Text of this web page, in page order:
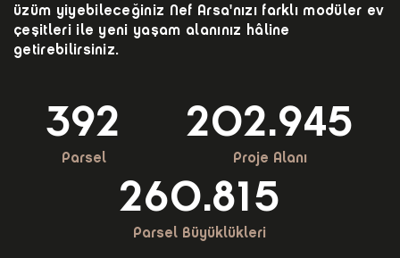
üzüm yiyebileceğiniz Nef Arsa'nızı farklı modüler ev
çeşitleri ile yeni yaşam alanınız hâline
getirebilirsiniz.
392
Parsel
202.945
Proje Alanı
260.815
Parsel Büyüklükleri